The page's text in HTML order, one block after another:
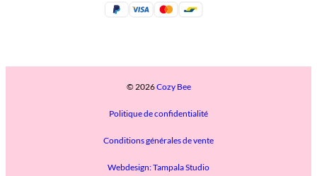
© 2026Cozy Bee
Politique de confidentialité
Conditions générales de vente
Webdesign: Tampala Studio